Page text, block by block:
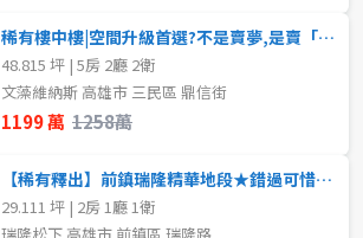
稀有樓中樓|空間升級首選?不是賣夢,是賣「空間升級的真實感?
48.815 坪 | 5房 2廳 2衛
文藻維納斯 高雄市 三民區 鼎信街
1199 萬 1258萬
【稀有釋出】前鎮瑞隆精華地段★錯過可惜★近輕軌
29.111 坪 | 2房 1廳 1衛
瑞隆松下 高雄市 前鎮區 瑞隆路